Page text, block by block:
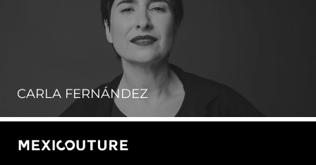
CARLA FERNÁNDEZ